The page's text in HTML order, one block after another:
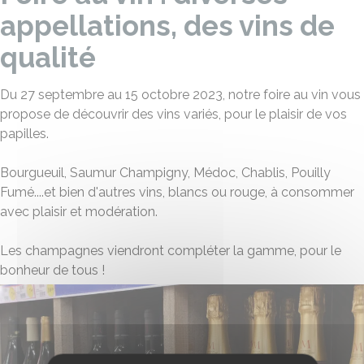
appellations, des vins de
qualité
Du 27 septembre au 15 octobre 2023, notre foire au vin vous
propose de découvrir des vins variés, pour le plaisir de vos
papilles.
Bourgueuil, Saumur Champigny, Médoc, Chablis, Pouilly
Fumé....et bien d'autres vins, blancs ou rouge, à consommer
avec plaisir et modération.
Les champagnes viendront compléter la gamme, pour le
bonheur de tous !